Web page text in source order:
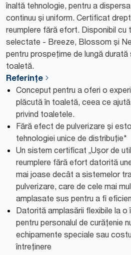
înaltă tehnologie, pentru a
continuu și uniform. Certificat
reumplere fără efort. Disponibil cu
selectate - Breeze, Blossom și
pentru prospețime de lungă durată
toaletă.
Referințe
Conceput pentru a oferi o
plăcută în toaletă, ceea ce
privind toaletele.
Fără efect de pulverizare și
tehnologiei unice de distribuție*
Un sistem certificat „Ușor de
reumplere fără efort datorită
mai joase decât a sistemelor
pulverizare, care de cele mai
amplasate sus pentru a fi
Datorită amplasării flexibile la o
pentru personalul de curățenie
echipamente speciale sau
întreținere